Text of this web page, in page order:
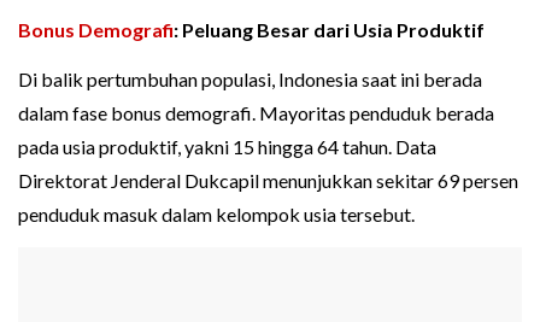
Bonus Demografi: Peluang Besar dari Usia Produktif
Di balik pertumbuhan populasi, Indonesia saat ini berada
dalam fase bonus demografi. Mayoritas penduduk berada
pada usia produktif, yakni 15 hingga 64 tahun. Data
Direktorat Jenderal Dukcapil menunjukkan sekitar 69 persen
penduduk masuk dalam kelompok usia tersebut.